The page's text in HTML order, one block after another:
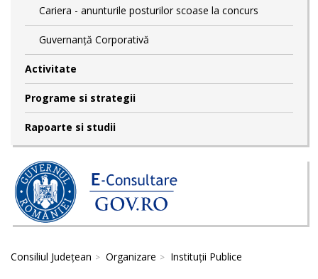
Cariera - anunturile posturilor scoase la concurs
Guvernanță Corporativă
Activitate
Programe si strategii
Rapoarte si studii
Consiliul Județean Organizare Instituții Publice